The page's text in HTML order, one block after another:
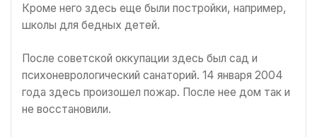
Кроме него здесь еще были постройки, например,
школы для бедных детей.
После советской оккупации здесь был сад и
психоневрологический санаторий. 14 января 2004
года здесь произошел пожар. После нее дом так и
не восстановили.